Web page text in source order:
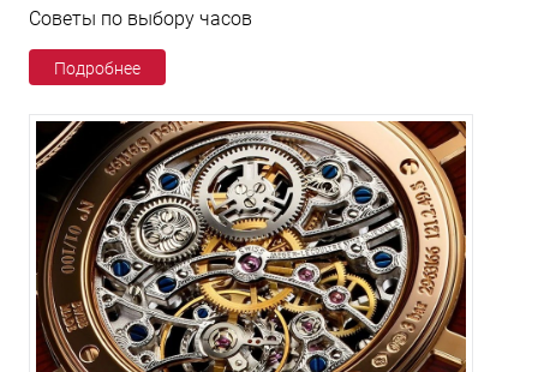
Советы по выбору часов
Подробнее